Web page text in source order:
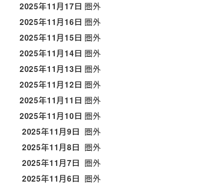
2025年11月17日 圏外
2025年11月16日 圏外
2025年11月15日 圏外
2025年11月14日 圏外
2025年11月13日 圏外
2025年11月12日 圏外
2025年11月11日 圏外
2025年11月10日 圏外
2025年11月9日 圏外
2025年11月8日 圏外
2025年11月7日 圏外
2025年11月6日 圏外